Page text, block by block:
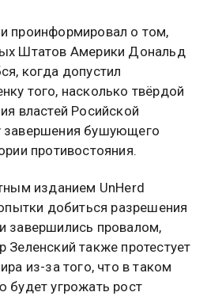
проинформировал о том,
Штатов Америки Дональд
когда допустил
того, насколько твёрдой
властей Росийской
завершения бушующего
противостояния.
изданием UnHerd
добиться разрешения
завершились провалом,
Зеленский также протестует
из-за того, что в таком
будет угрожать рост